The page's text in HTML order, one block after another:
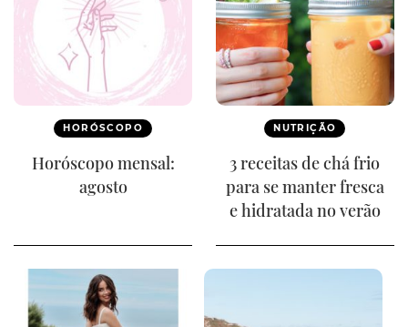
HORÓSCOPO
Horóscopo mensal:
agosto
NUTRIÇÃO
3 receitas de chá frio
para se manter fresca
e hidratada no verão